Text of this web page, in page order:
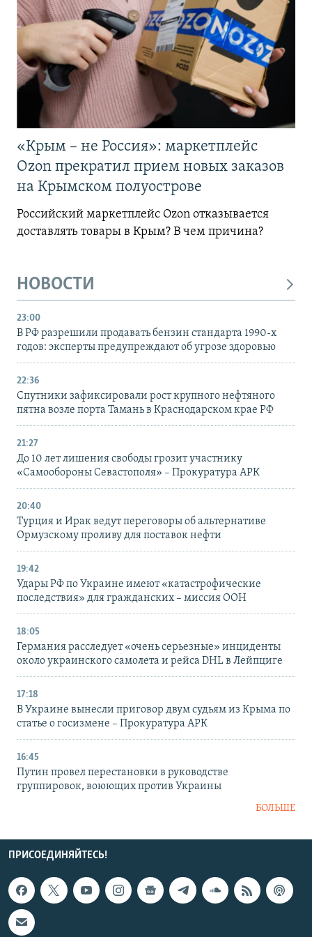
«Крым – не Россия»: маркетплейс
Ozon прекратил прием новых заказов
на Крымском полуострове
Российский маркетплейс Ozon отказывается
доставлять товары в Крым? В чем причина?
НОВОСТИ
23:00
В РФ разрешили продавать бензин стандарта 1990-х
годов: эксперты предупреждают об угрозе здоровью
22:36
Спутники зафиксировали рост крупного нефтяного
пятна возле порта Тамань в Краснодарском крае РФ
21:27
До 10 лет лишения свободы грозит участнику
«Самообороны Севастополя» – Прокуратура АРК
20:40
Турция и Ирак ведут переговоры об альтернативе
Ормузскому проливу для поставок нефти
19:42
Удары РФ по Украине имеют «катастрофические
последствия» для гражданских – миссия ООН
18:05
Германия расследует «очень серьезные» инциденты
около украинского самолета и рейса DHL в Лейпциге
17:18
В Украине вынесли приговор двум судьям из Крыма по
статье о госизмене – Прокуратура АРК
16:45
Путин провел перестановки в руководстве
группировок, воюющих против Украины
БОЛЬШЕ
ПРИСОЕДИНЯЙТЕСЬ!